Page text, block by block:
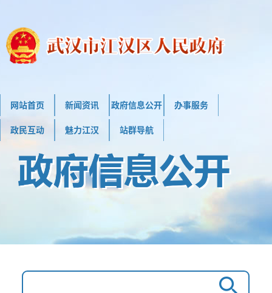
网站首页 新闻资讯 政府信息公开 办事服务
政民互动 魅力江汉 站群导航